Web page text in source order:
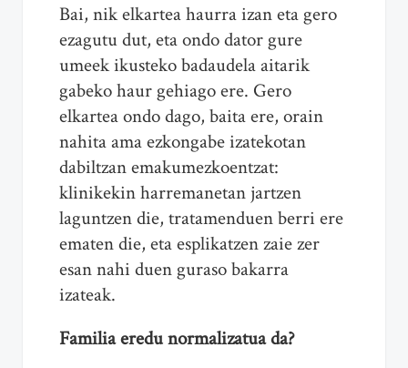
Bai, nik elkartea haurra izan eta gero
ezagutu dut, eta ondo dator gure
umeek ikusteko badaudela aitarik
gabeko haur gehiago ere. Gero
elkartea ondo dago, baita ere, orain
nahita ama ezkongabe izatekotan
dabiltzan emakumezkoentzat:
klinikekin harremanetan jartzen
laguntzen die, tratamenduen berri ere
ematen die, eta esplikatzen zaie zer
esan nahi duen guraso bakarra
izateak.
Familia eredu normalizatua da?